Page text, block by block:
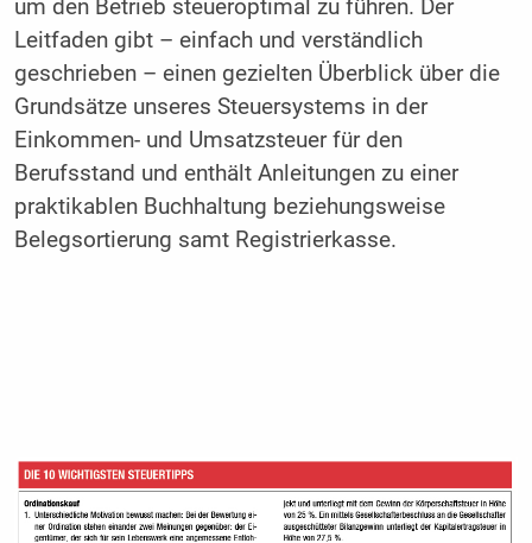
um den Betrieb steueroptimal zu führen. Der
Leitfaden gibt – einfach und verständlich
geschrieben – einen gezielten Überblick über die
Grundsätze unseres Steuersystems in der
Einkommen- und Umsatzsteuer für den
Berufsstand und enthält Anleitungen zu einer
praktikablen Buchhaltung beziehungsweise
Belegsortierung samt Registrierkasse.